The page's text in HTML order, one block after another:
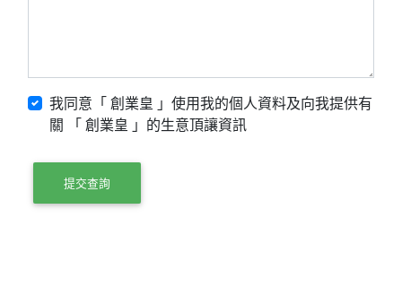
我同意「 創業皇 」使用我的個人資料及向我提供有
關 「 創業皇 」的生意頂讓資訊
提交查詢